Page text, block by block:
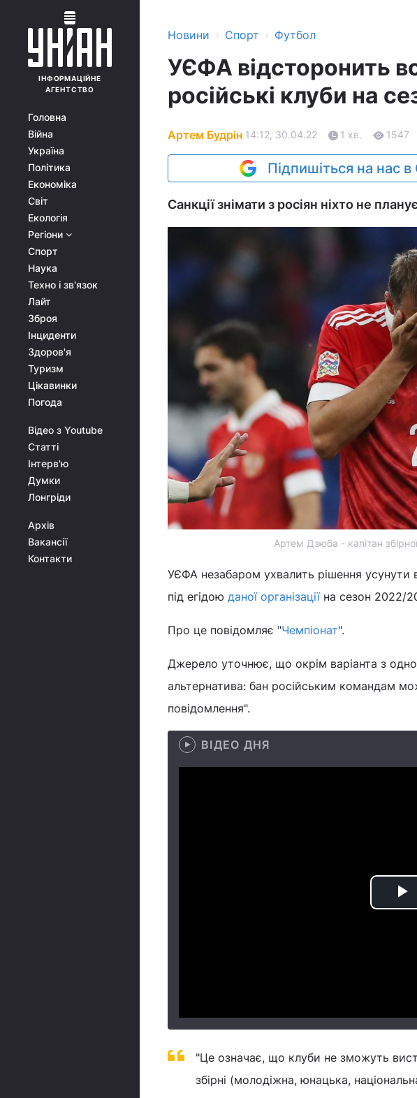
ІНФОРМАЦІЙНЕ
АГЕНТСТВО
Головна
Війна
Україна
Політика
Економіка
Світ
Екологія
Регіони
Спорт
Наука
Техно і зв'язок
Лайт
Зброя
Інциденти
Здоров'я
Туризм
Цікавинки
Погода
Відео з Youtube
Статті
Інтерв'ю
Думки
Лонгріди
Архів
Вакансії
Контакти
Новини › Спорт › Футбол
УЄФА відсторонить
російські клуби на
Артем Будрін 14:12, 30.04.22 1 хв. 1547
Підпишіться на нас в
Санкції знімати з росіян ніхто не
Артем Дзюба - капітан
УЄФА незабаром ухвалить рішення усунути
під егідою даної організаціїна сезон 2022/
Про це повідомляє "Чемпіонат".
Джерело уточнює, що окрім варіанта з
альтернатива: бан російським командам
повідомлення".
ВІДЕО ДНЯ
"Це означає, що клуби не зможуть
збірні (молодіжна, юнацька,